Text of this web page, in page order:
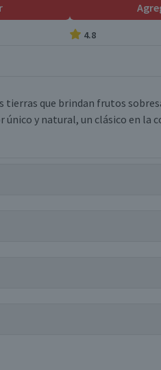
4.8
tierras que brindan frutos
y natural, un clásico en la